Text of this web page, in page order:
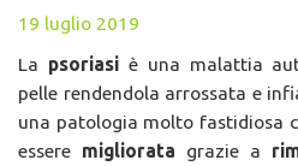
19 luglio 2019
La psoriasi è una malattia
pelle rendendola arrossata e
una patologia molto fastidiosa
essere migliorata grazie a